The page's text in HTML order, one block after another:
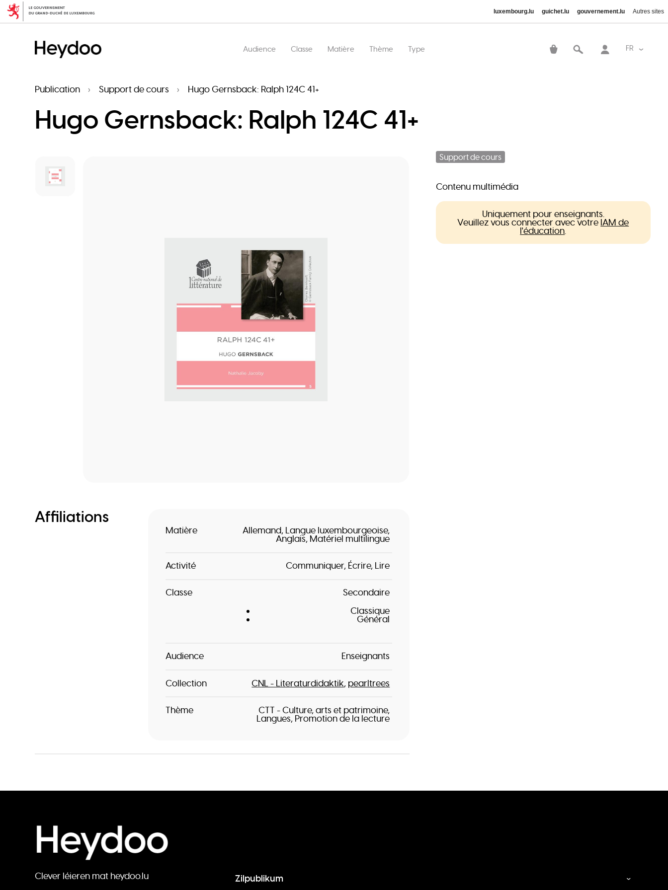
luxembourg.lu guichet.lu gouvernement.lu Autres sites
principal
Main
Audience Classe Matière Thème Type FR Lister
account
Publication Support de cours Hugo Gernsback: Ralph 124C 41+
Hugo Gernsback: Ralph 124C 41+
Affiliations
Matière Allemand Langue luxembourgeoise
Anglais Matériel multilingue
Activité Communiquer Écrire Lire
Classe
Secondaire
Classique
Général
Audience Enseignants
Collection CNL - Literaturdidaktik pearltrees
Thème CTT - Culture, arts et patrimoine
Langues Promotion de la lecture
Support de cours
Contenu multimédia
Uniquement pour enseignants.
Veuillez vous connecter avec votre IAM de
l'éducation.
Clever léieren mat heydoo.lu Zilpublikum